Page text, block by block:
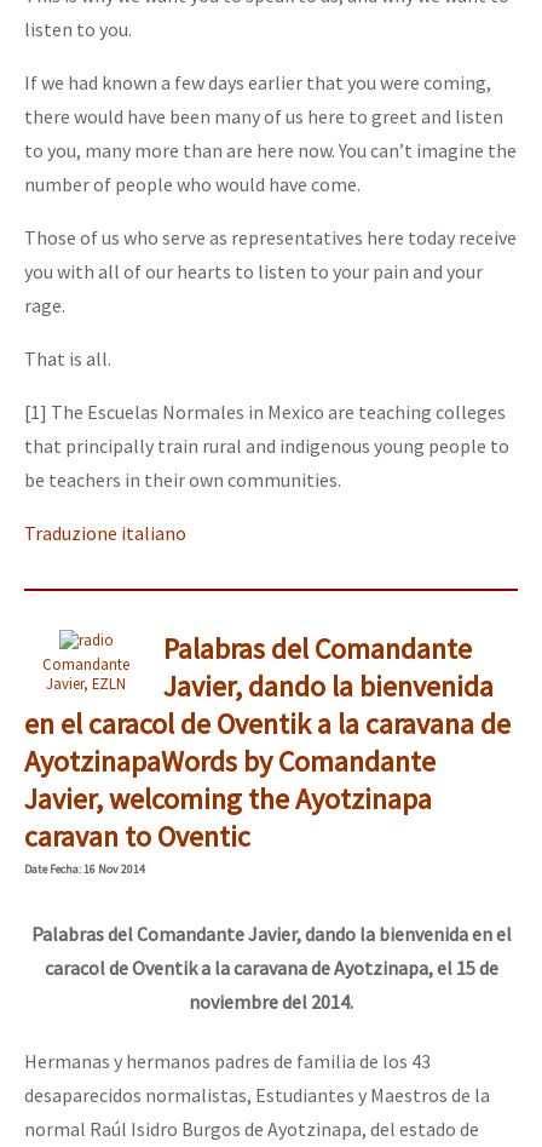
listen to you.
If we had known a few days earlier that you were coming,
there would have been many of us here to greet and listen
to you, many more than are here now. You can’t imagine the
number of people who would have come.
Those of us who serve as representatives here today receive
you with all of our hearts to listen to your pain and your
rage.
That is all.
[1] The Escuelas Normales in Mexico are teaching colleges
that principally train rural and indigenous young people to
be teachers in their own communities.
Traduzione italiano
Comandante
Javier, EZLN
Palabras del Comandante
Javier, dando la bienvenida
en el caracol de Oventik a la caravana de
AyotzinapaWords by Comandante
Javier, welcoming the Ayotzinapa
caravan to Oventic
DateFecha: 16 Nov 2014
Palabras del Comandante Javier, dando la bienvenida en el
caracol de Oventik a la caravana de Ayotzinapa, el 15 de
noviembre del 2014.
Hermanas y hermanos padres de familia de los 43
desaparecidos normalistas, Estudiantes y Maestros de la
normal Raúl Isidro Burgos de Ayotzinapa, del estado de